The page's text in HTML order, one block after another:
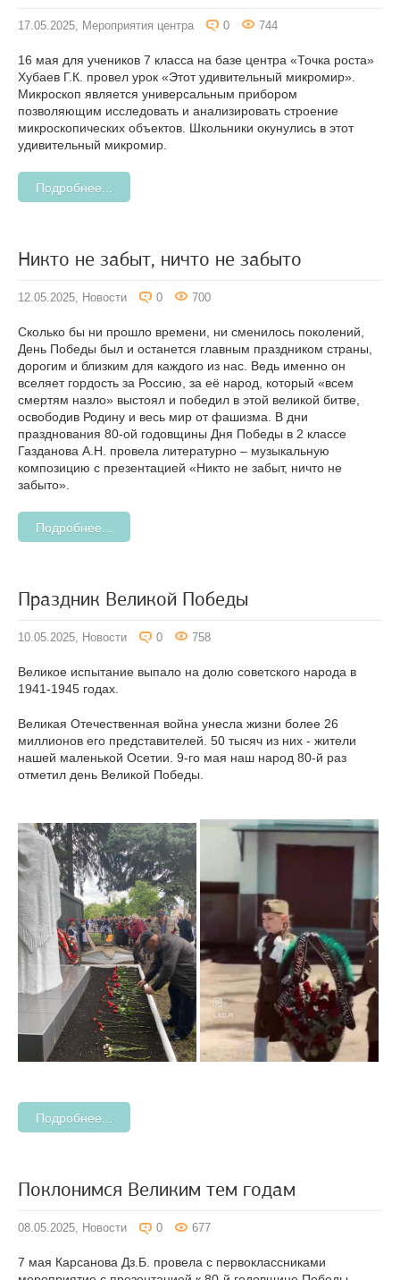
17.05.2025, Мероприятия центра 0 744
16 мая для учеников 7 класса на базе центра «Точка роста»
Хубаев Г.К. провел урок «Этот удивительный микромир».
Микроскоп является универсальным прибором
позволяющим исследовать и анализировать строение
микроскопических объектов. Школьники окунулись в этот
удивительный микромир.
Подробнее...
Никто не забыт, ничто не забыто
12.05.2025, Новости 0 700
Сколько бы ни прошло времени, ни сменилось поколений,
День Победы был и останется главным праздником страны,
дорогим и близким для каждого из нас. Ведь именно он
вселяет гордость за Россию, за её народ, который «всем
смертям назло» выстоял и победил в этой великой битве,
освободив Родину и весь мир от фашизма. В дни
празднования 80-ой годовщины Дня Победы в 2 классе
Газданова А.Н. провела литературно – музыкальную
композицию с презентацией «Никто не забыт, ничто не
забыто».
Подробнее...
Праздник Великой Победы
10.05.2025, Новости 0 758
Великое испытание выпало на долю советского народа в
1941-1945 годах.
Великая Отечественная война унесла жизни более 26
миллионов его представителей. 50 тысяч из них - жители
нашей маленькой Осетии. 9-го мая наш народ 80-й раз
отметил день Великой Победы.
Подробнее...
Поклонимся Великим тем годам
08.05.2025, Новости 0 677
7 мая Карсанова Дз.Б. провела с первоклассниками